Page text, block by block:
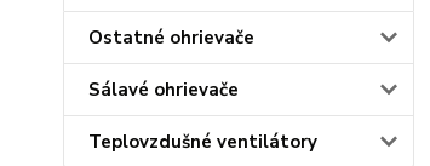
Ostatné ohrievače
Sálavé ohrievače
Teplovzdušné ventilátory